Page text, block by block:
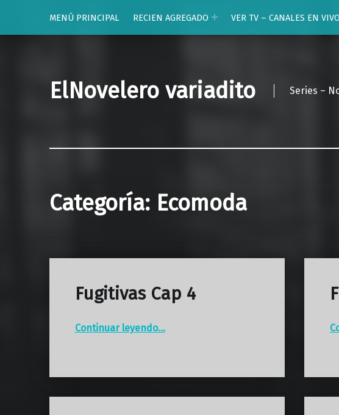
MENÚ PRINCIPAL
RECIEN AGREGADO VER TV – CANALES EN VIVO
ElNovelero variadito Series –
Categoría: Ecomoda
Fugitivas Cap 4
Continuar leyendo…